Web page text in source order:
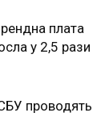
плата
у 2,5 рази
проводять